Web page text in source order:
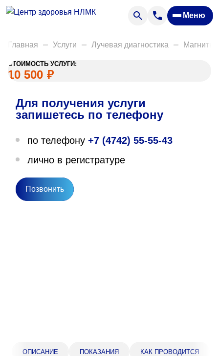
Меню
Анализы
Акции
Пациентам
Вакансии
О нас
Направления деятельности
Главная Услуги Лучевая диагностика
ОПИСАНИЕ ПОКАЗАНИЯ КАК ПРОВОДИТСЯ
СТОИМОСТЬ УСЛУГИ:
10 500 ₽
Для получения услуги
запишетесь по телефону
по телефону +7 (4742) 55-55-43
лично в регистратуре
Позвонить